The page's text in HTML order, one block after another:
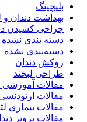
دندان و لثه
کشیدن دندان
بندی نشده
نشده
دندان
لبخند
آموزشی مراقبت
ارتودنسی
بیماری لثه
پروتز دندانی